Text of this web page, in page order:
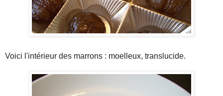
Voici l'intérieur des marrons : moelleux, translucide.